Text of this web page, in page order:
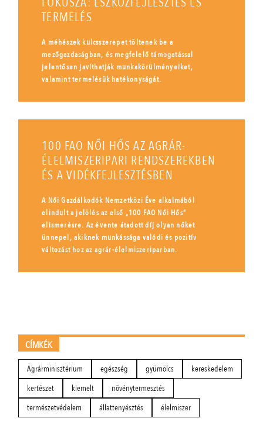
TERMELÉS
A méhészek kulcsszerepet töltenek be a
mezőgazdaságban, és megfelelő támogatással
jelentősen javíthatják munkakörülményeiket,
valamint termelésük hatékonyságát.
100 FAO NŐI HŐS AZ AGRÁR-
ÉLELMISZERIPARI RENDSZEREKBEN
ÉS A VIDÉKFEJLESZTÉSBEN
A Női Gazdálkodók Nemzetközi Éve alkalmából
elindult a jelölés az első „100 FAO Női Hős”
elismerésre. Az évente átadott díj olyan nőket
ünnepel, akiknek munkássága valódi és pozitív
változást hoz az agrár-élelmiszeriparban.
CÍMKÉK
Agrárminisztérium egészség gyümölcs
kereskedelem
kertészet
kiemelt
növénytermesztés
természetvédelem
állattenyésztés élelmiszer